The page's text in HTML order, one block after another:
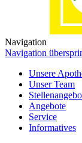
Navigation
Navigation
Unsere
Unser Team
Angebote
Service
Informatives